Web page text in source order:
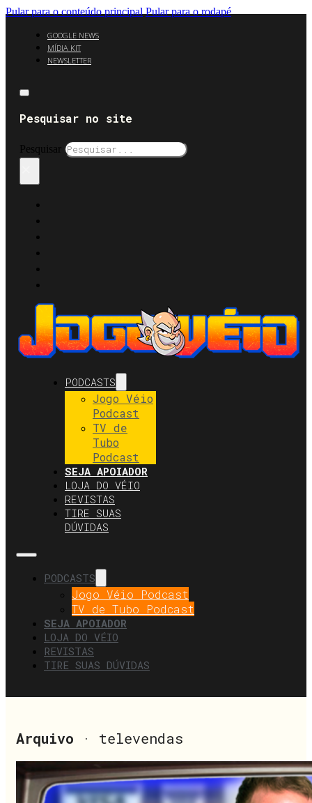
Pular para o conteúdo principal Pular para o rodapé
GOOGLE NEWS
MÍDIA KIT
NEWSLETTER
Pesquisar no site
Pesquisar
PODCASTS
Jogo Véio
Podcast
TV de
Tubo
Podcast
SEJA APOIADOR
LOJA DO VÉIO
REVISTAS
TIRE SUAS
DÚVIDAS
PODCASTS
Jogo Véio Podcast
TV de Tubo Podcast
SEJA APOIADOR
LOJA DO VÉIO
REVISTAS
TIRE SUAS DÚVIDAS
Arquivo · televendas